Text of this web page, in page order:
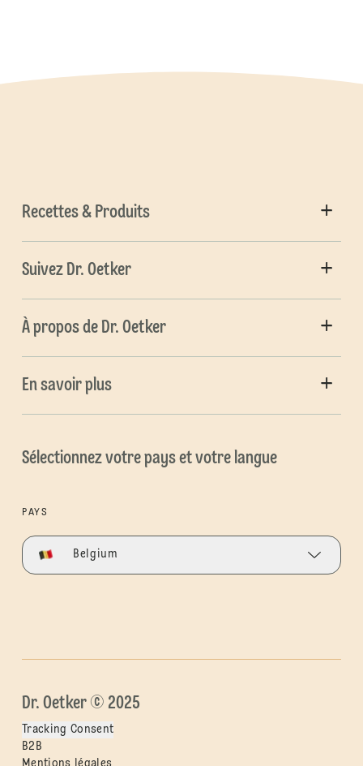
Recettes & Produits
Suivez Dr. Oetker
À propos de Dr. Oetker
En savoir plus
Sélectionnez votre pays et votre langue
PAYS
Belgium
Dr. Oetker © 2025
Tracking Consent
B2B
Mentions légales